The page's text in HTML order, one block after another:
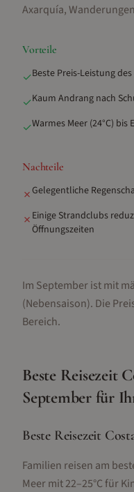
Axarquía,
Vorteile
✓Beste Preis-Leistung
✓Kaum Andrang nach
✓Warmes Meer (24°C) bis
Nachteile
✗Gelegentliche
✗ Einige Strandclubs
Öffnungszeiten
Im September ist mit
(Nebensaison). Die
Bereich.
Beste Reisezeit
Septemberfür
Beste Reisezeit
Familien reisen am
Meer mit 22–25°C für